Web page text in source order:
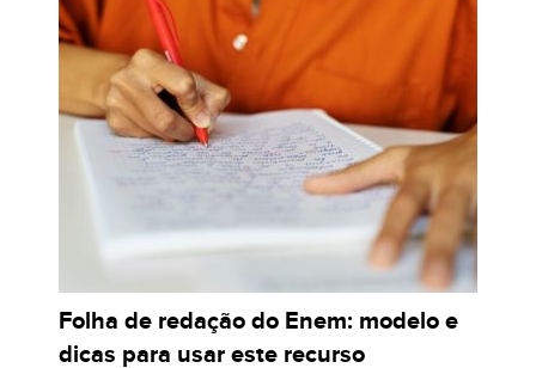
Folha de redação do Enem: modelo e
dicas para usar este recurso